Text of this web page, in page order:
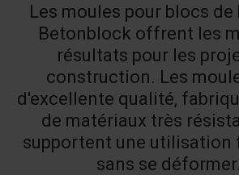
Les moules pour blocs de
Betonblock offrent les
résultats pour les
construction. Les
d'excellente qualité,
de matériaux très
supportent une utilisation
sans se déformer.